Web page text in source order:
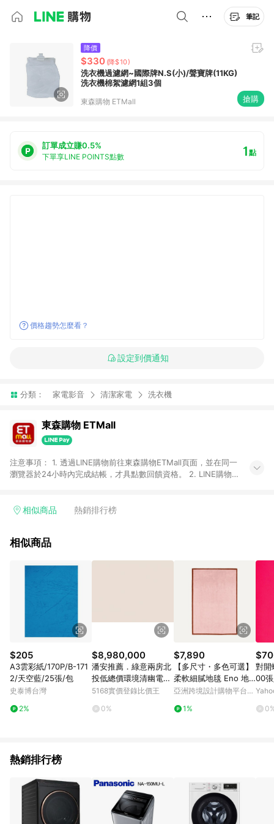
筆記
降價
$330 (降$10)
洗衣機過濾網~國際牌N.S(小)/聲寶牌(11KG)
洗衣機棉絮濾網1組3個
東森購物 ETMall 搶購
訂單成立賺0.5%
下單享LINE POINTS點數 1點
價格趨勢怎麼看？
設定到價通知
分類： 家電影音 清潔家電 洗衣機
東森購物 ETMall
注意事項： 1. 透過LINE購物前往東森購物ETMall頁面，並在同一
瀏覽器於24小時內完成結帳，才具點數回饋資格。 2. LINE購物
單，皆不在點數回饋範圍內。 3. 如購買以下類別商品，將無法獲
球嚴選、商城、專案商品、「草莓網」全館商品。 4. 如取消訂
回饋。 5. 點數回饋會扣除所有折扣優惠後之最終發票金額計算，
殊活動時開放「回饋無上限」)，以同一訂單中同一商品不論件數
計算，並依訂單成立時間當下LINE購物所設定的回饋機制為準。
8. LINE購物為購物資訊整合性平台，商品資料更新會有時間差，
如顯示之商品規格、顏色、價位、贈品與東森購物ETMall銷售網
頁不符，以銷售網頁標示為準。 9. 若有贈點爭議，請務必於訂單
日期+180天以內至LINE購物客服洽詢；若超過180天(含)以上進
行申訴，恕無法贈點回饋。 10. 部分點數紅包僅限指定商品使
用，或不適用於無回饋商品。各點數紅包之適用商品與使用條件
相似商品 熱銷排行榜
相似商品
$205
A3雲彩紙/170P/B-171
2/天空藍/25張/包
史泰博台灣
2%
$8,980,000
潘安推薦．綠意兩房北
投低總價環境清幽電梯
美宅｜台北市北投區溫
5168實價登錄比價王
0%
$7,890
【多尺寸・多色可選】
柔軟細膩地毯 Eno 地
毯 暖色系
亞洲跨境設計購物平台
1%
對開
00
熱銷排行榜